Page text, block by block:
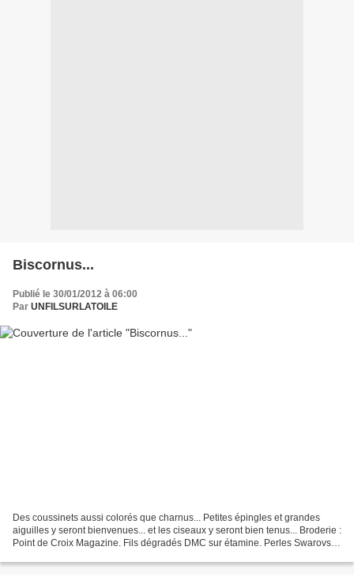
Biscornus...
Publié le 30/01/2012 à 06:00
Par UNFILSURLATOILE
Des coussinets aussi colorés que charnus... Petites épingles et grandes
aiguilles y seront bienvenues... et les ciseaux y seront bien tenus... Broderie :
Point de Croix Magazine. Fils dégradés DMC sur étamine. Perles Swarovski.